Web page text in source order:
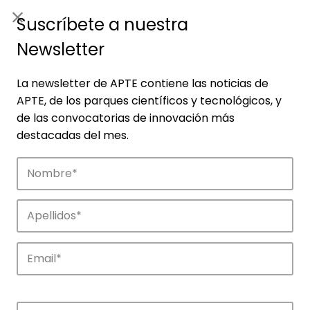
Empresas
Descubre las empresas que impulsan la
innovación en los parques de APTE.
Suscríbete a nuestra
Newsletter
La newsletter de APTE contiene las noticias de
APTE, de los parques científicos y tecnológicos, y
de las convocatorias de innovación más
destacadas del mes.